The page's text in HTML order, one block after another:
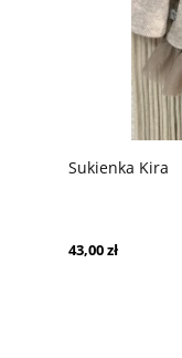
Sukienka Kira
43,00 zł